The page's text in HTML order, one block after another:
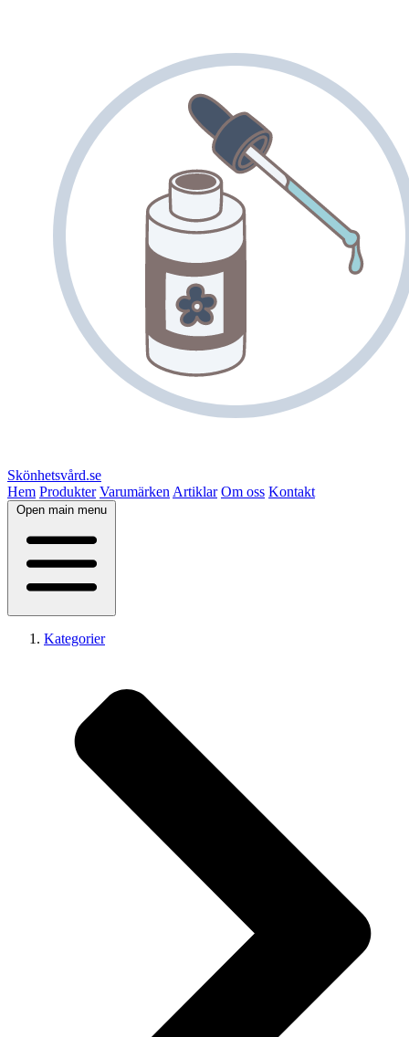
Skönhetsvård.se
Hem Produkter Varumärken Artiklar Om oss Kontakt
Open main menu
Kategorier